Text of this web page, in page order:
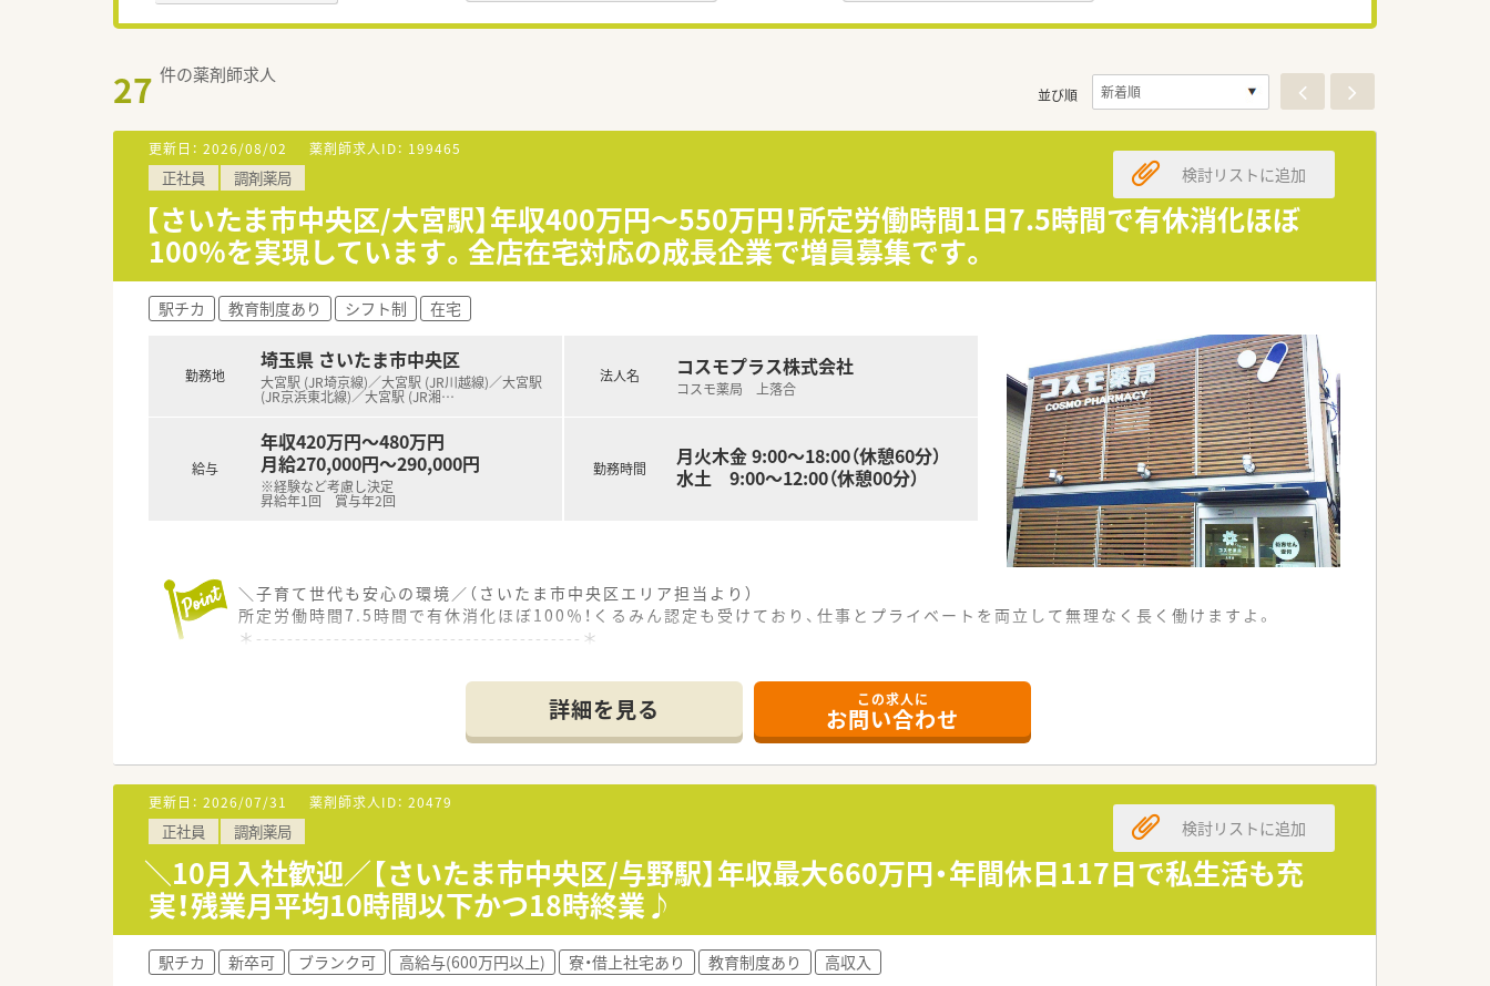
27 件の薬剤師求人
並び順
更新日： 2026/08/02 薬剤師求人ID： 199465
正社員 調剤薬局
【さいたま市中央区/大宮駅】年収400万円～550万円！所定労働時間1日7.5時間で有休消化ほぼ
100％を実現しています。全店在宅対応の成長企業で増員募集です。
検討リストに追加
駅チカ 教育制度あり シフト制 在宅
勤務地
埼玉県 さいたま市中央区
大宮駅 (JR埼京線)／大宮駅 (JR川越線)／大宮駅
(JR京浜東北線)／大宮駅 (JR湘…
給与
年収420万円～480万円
月給270,000円～290,000円
※経験など考慮し決定
昇給年1回 賞与年2回
法人名 コスモプラス株式会社
コスモ薬局 上落合
勤務時間
月火木金 9:00〜18:00（休憩60分）
水土 9:00～12:00（休憩00分）
＼子育て世代も安心の環境／（さいたま市中央区エリア担当より）
所定労働時間7.5時間で有休消化ほぼ100％！くるみん認定も受けており、仕事とプライベートを両立して無理なく長く働けますよ。
＊------------------------------------------＊
■大宮駅から徒歩8分の閑静な住宅街に位置しており、広くて見通しの良い通りが多く通勤にも大変便利です。
■門前のクリニックからは内科や小児科の処方箋をメインに、1日あたり約60枚の処方箋を応需しています。
■完全予約制のクリニックからの応需のため、患者さんの来局の波も少なく落ち着いて業務に取り組める環境です。
【募集背景と求める人物像について】
■今回は今後の在宅医療への注力を見据えた増員募集であり、在宅医療に意欲的に取り組んでいただける方を歓迎します。
■多職種連携や地域でのイベントなどに興味を持ち、地域医療の発展に積極的に貢献したいとお考えの方を求めています。
■管理薬剤師などのキャリアアップを目指す向上心のある方や、主体的に学ぼうとする志の高い方をお待ちしています。
【法人特徴について】
■県内で在宅医療と多職種連携の実績を誇り、地域包括ケアの先駆者として医療の枠を超えた貢献を目指す企業です。
■自社で訪問看護ステーションを運営しており、多様な専門職が連携する質の高いチーム医療を実践しています。
■子育てサポート企業として厚生労働省からくるみんマークの認定を受けており、働きやすい環境づくりに熱心です。
詳細を見る この求人に
お問い合わせ
更新日： 2026/07/31 薬剤師求人ID： 20479
正社員 調剤薬局
＼10月入社歓迎／【さいたま市中央区/与野駅】年収最大660万円・年間休日117日で私生活も充
実！残業月平均10時間以下かつ18時終業♪
検討リストに追加
駅チカ 新卒可 ブランク可 高給与(600万円以上) 寮・借上社宅あり 教育制度あり 高収入